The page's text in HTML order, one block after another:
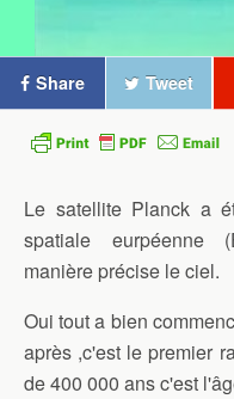
Share Tweet
Le satellite Planck a
spatiale eurpéenne (
manière précise le ciel.
Oui tout a bien
après ,c'est le premier
de 400 000 ans c'est